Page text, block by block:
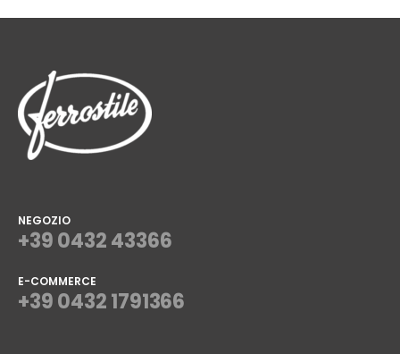
NEGOZIO
+39 0432 43366
E-COMMERCE
+39 0432 1791366